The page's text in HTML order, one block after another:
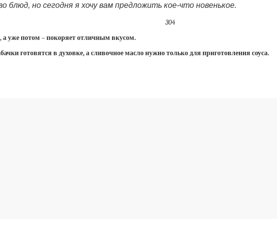
блюд, но сегодня я хочу вам предложить кое-что новенькое.
уже потом – покоряет отличным вкусом.
готовятся в духовке, а сливочное масло нужно только для приготовления соуса.